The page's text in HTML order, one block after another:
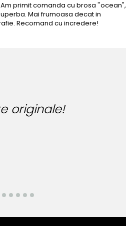
Am primit comanda cu brosa ''ocean",
Mai frumoasa decat in
Recomand cu incredere!
perfecta!